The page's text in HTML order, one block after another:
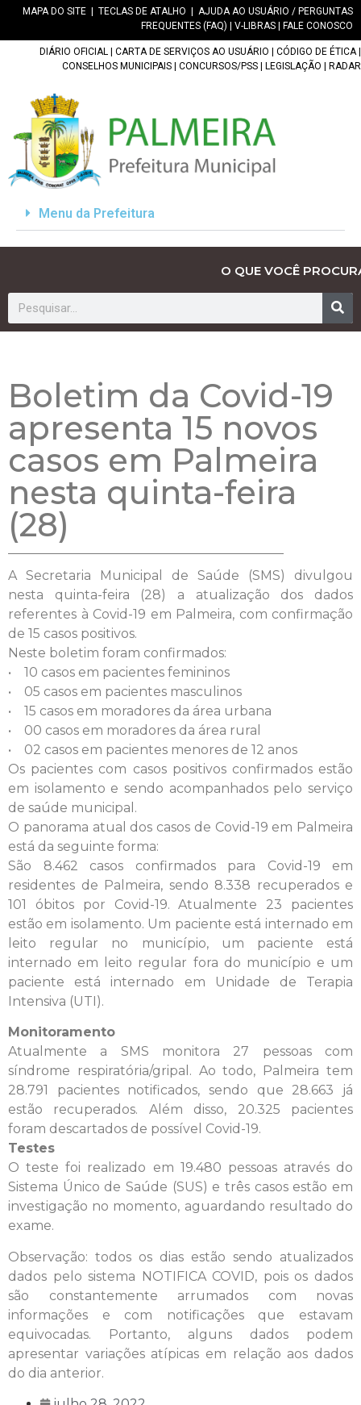
MAPA DO SITE TECLAS DE ATALHO
AJUDA AO USUÁRIO / PERGUNTAS
FREQUENTES (FAQ)
V-LIBRAS FALE CONOSCO
DIÁRIO OFICIAL CARTA DE SERVIÇOS AO USUÁRIO CÓDIGO DE ÉTICA|
CONSELHOS MUNICIPAIS
CONCURSOS/PSS LEGISLAÇÃO RADAR
Menu da Prefeitura
O QUE VOCÊ
Boletim da Covid-19
apresenta 15 novos
casos em Palmeira
nesta quinta-feira
(28)
A Secretaria Municipal de Saúde (SMS) divulgou
nesta quinta-feira (28) a atualização dos dados
referentes à Covid-19 em Palmeira, com confirmação
de 15 casos positivos.
Neste boletim foram confirmados:
• 10 casos em pacientes femininos
• 05 casos em pacientes masculinos
• 15 casos em moradores da área urbana
• 00 casos em moradores da área rural
• 02 casos em pacientes menores de 12 anos
Os pacientes com casos positivos confirmados estão
em isolamento e sendo acompanhados pelo serviço
de saúde municipal.
O panorama atual dos casos de Covid-19 em Palmeira
está da seguinte forma:
São 8.462 casos confirmados para Covid-19 em
residentes de Palmeira, sendo 8.338 recuperados e
101 óbitos por Covid-19. Atualmente 23 pacientes
estão em isolamento. Um paciente está internado em
leito regular no município, um paciente está
internado em leito regular fora do município e um
paciente está internado em Unidade de Terapia
Intensiva (UTI).
Monitoramento
Atualmente a SMS monitora 27 pessoas com
síndrome respiratória/gripal. Ao todo, Palmeira tem
28.791 pacientes notificados, sendo que 28.663 já
estão recuperados. Além disso, 20.325 pacientes
foram descartados de possível Covid-19.
Testes
O teste foi realizado em 19.480 pessoas através do
Sistema Único de Saúde (SUS) e três casos estão em
investigação no momento, aguardando resultado do
exame.
Observação: todos os dias estão sendo atualizados
dados pelo sistema NOTIFICA COVID, pois os dados
são constantemente arrumados com novas
informações e com notificações que estavam
equivocadas. Portanto, alguns dados podem
apresentar variações atípicas em relação aos dados
do dia anterior.